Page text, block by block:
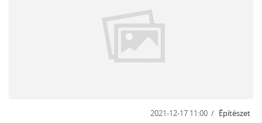
2021-12-17 11:00 Építészet